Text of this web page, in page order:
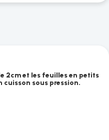
2cm et les feuilles en petits
cuisson sous pression.